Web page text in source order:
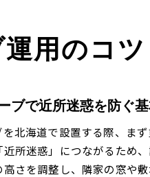
置と排気方向の工夫
マナーのポイント
臭いや煙対策実践
くコミュニケーション術
ットストーブ術
トストーブ運転法
用のコツ
ブで近所迷惑を防ぐ
北海道で設置する際、ま
所迷惑」につながるため
さを調整し、隣家の窓や